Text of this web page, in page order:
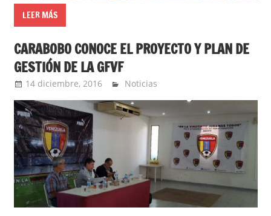
LEER MÁS
CARABOBO CONOCE EL PROYECTO Y PLAN DE
GESTIÓN DE LA GFVF
14 diciembre, 2016 admin
Noticias